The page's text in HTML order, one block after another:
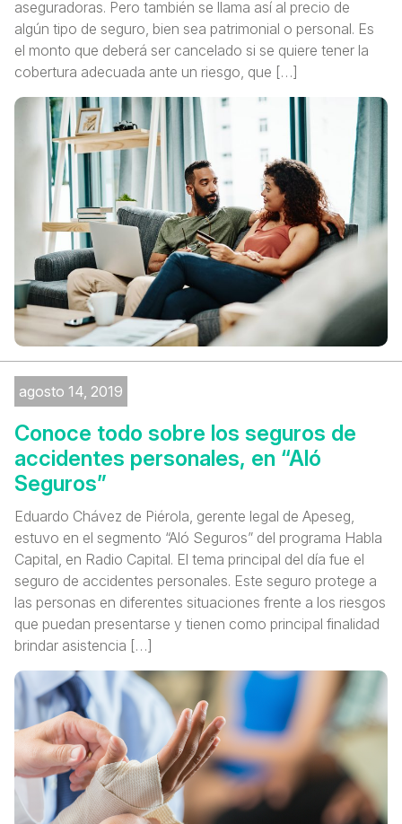
aseguradoras. Pero también se llama así al precio de
algún tipo de seguro, bien sea patrimonial o personal. Es
el monto que deberá ser cancelado si se quiere tener la
cobertura adecuada ante un riesgo, que […]
agosto 14, 2019
Conoce todo sobre los seguros de
accidentes personales, en “Aló
Seguros”
Eduardo Chávez de Piérola, gerente legal de Apeseg,
estuvo en el segmento “Aló Seguros” del programa Habla
Capital, en Radio Capital. El tema principal del día fue el
seguro de accidentes personales. Este seguro protege a
las personas en diferentes situaciones frente a los riesgos
que puedan presentarse y tienen como principal finalidad
brindar asistencia […]